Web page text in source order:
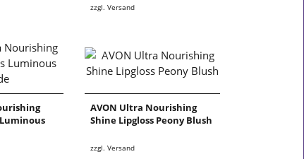
zzgl. Versand
AVON Ultra Nourishing
Shine Lipgloss Peony Blush
zzgl. Versand